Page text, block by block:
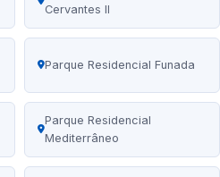
Cervantes II
Parque Residencial Funada
Parque Residencial
Mediterrâneo